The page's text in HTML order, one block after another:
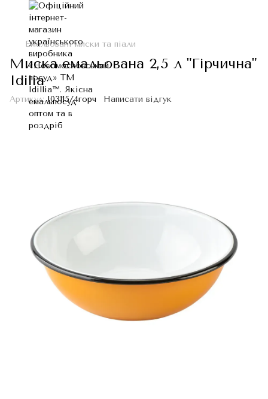
Емальовані миски та піали
Миска емальована 2,5 л "Гірчична"
Idilia
Артикул:I03115/4горч Написати відгук